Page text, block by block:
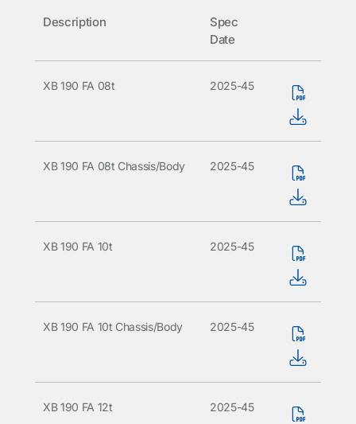
Description
Spec
Date
XB 190 FA 08t 2025-45
XB 190 FA 08t Chassis/Body 2025-45
XB 190 FA 10t 2025-45
XB 190 FA 10t Chassis/Body 2025-45
XB 190 FA 12t 2025-45